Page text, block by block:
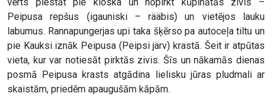
vērts piestāt pie kioska un nopirkt kūpinātās zivis –
Peipusa repšus (igauniski – rääbis) un vietējos lauku
labumus. Rannapungerjas upi taka šķērso pa autoceļa tiltu un
pie Kauksi iznāk Peipusa (Peipsi järv) krastā. Šeit ir atpūtas
vieta, kur var notiesāt pirktās zivis. Šīs un nākamās dienas
posmā Peipusa krasts atgādina lielisku jūras pludmali ar
skaistām, priedēm apaugušām kāpām.